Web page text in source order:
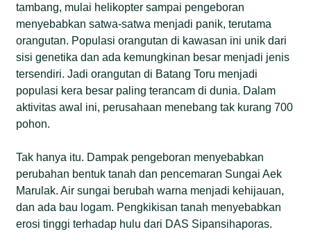
tambang, mulai helikopter sampai pengeboran
menyebabkan satwa-satwa menjadi panik, terutama
orangutan. Populasi orangutan di kawasan ini unik dari
sisi genetika dan ada kemungkinan besar menjadi jenis
tersendiri. Jadi orangutan di Batang Toru menjadi
populasi kera besar paling terancam di dunia. Dalam
aktivitas awal ini, perusahaan menebang tak kurang 700
pohon.
Tak hanya itu. Dampak pengeboran menyebabkan
perubahan bentuk tanah dan pencemaran Sungai Aek
Marulak. Air sungai berubah warna menjadi kehijauan,
dan ada bau logam. Pengkikisan tanah menyebabkan
erosi tinggi terhadap hulu dari DAS Sipansihaporas.